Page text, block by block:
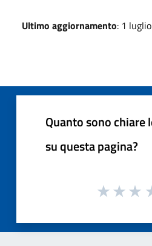
Ultimo aggiornamento: 1
Quanto sono
su questa pagina?